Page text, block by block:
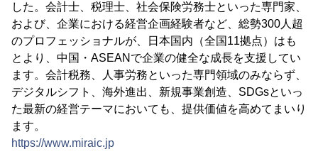
した。会計士、税理士、社会保険労務士といった専門家、
および、企業における経営企画経験者など、総勢300人超
のプロフェッショナルが、日本国内（全国11拠点）はも
とより、中国・ASEANで企業の健全な成長を支援してい
ます。会計税務、人事労務といった専門領域のみならず、
デジタルシフト、海外進出、新規事業創造、SDGsといっ
た最新の経営テーマにおいても、提供価値を高めてまいり
ます。
https://www.miraic.jp